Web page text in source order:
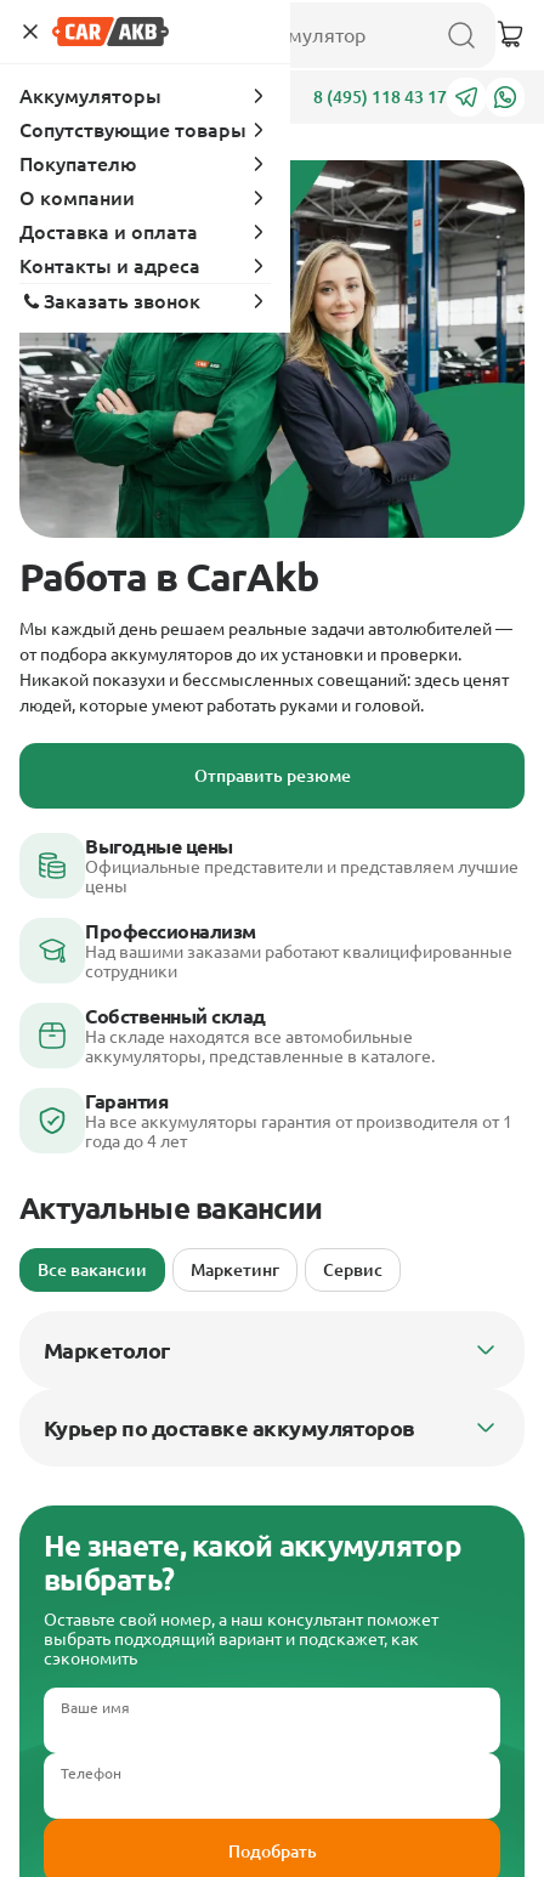
Адреса 8 (495) 118 43 17
Работа в CarAkb
Мы каждый день решаем реальные задачи автолюбителей —
от подбора аккумуляторов до их установки и проверки.
Никакой показухи и бессмысленных совещаний: здесь ценят
людей, которые умеют работать руками и головой.
Отправить резюме
Выгодные цены
Официальные представители и представляем лучшие
цены
Профессионализм
Над вашими заказами работают квалицифированные
сотрудники
Собственный склад
На складе находятся все автомобильные
аккумуляторы, представленные в каталоге.
Гарантия
На все аккумуляторы гарантия от производителя от 1
года до 4 лет
Актуальные вакансии
Все вакансии Маркетинг Сервис
Маркетолог
Курьер по доставке аккумуляторов
Не знаете, какой аккумулятор
выбрать?
Оставьте свой номер, а наш консультант поможет
выбрать подходящий вариант и подскажет, как
сэкономить
Ваше имя
Телефон
Подобрать
Аккумуляторы
Сопутствующие товары
Покупателю
О компании
Доставка и оплата
Контакты и адреса
Заказать звонок